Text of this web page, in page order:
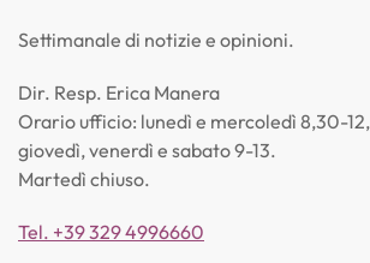
Settimanale di notizie e opinioni.
Dir. Resp. Erica Manera
Orario ufficio: lunedì e mercoledì 8,30-12,
giovedì, venerdì e sabato 9-13.
Martedì chiuso.
Tel. +39 329 4996660